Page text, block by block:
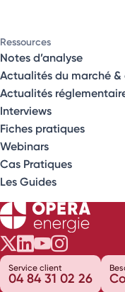
Ressources
Notes d’analyse
Actualités du marché &
Actualités
Interviews
Fiches pratiques
Webinars
Cas Pratiques
Les Guides
Opéra
Opéra
Opéra
Opéra
Service client
04 84 31 02 26